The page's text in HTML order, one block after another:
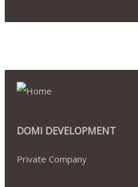
DOMI DEVELOPMENT
Private Company